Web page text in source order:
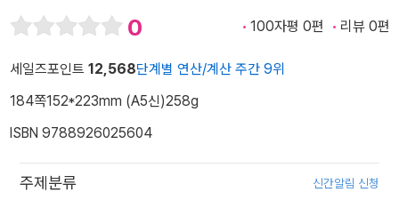
0 100자평 0편 리뷰 0편
세일즈포인트 12,568단계별 연산/계산 주간 9위
184쪽152*223mm (A5신)258g
ISBN 9788926025604
주제분류 신간알림 신청